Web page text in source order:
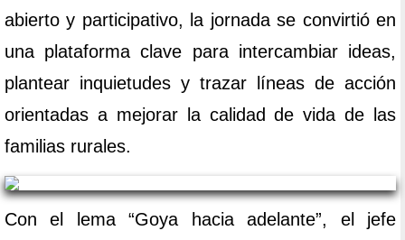
abierto y participativo, la jornada se convirtió en
una plataforma clave para intercambiar ideas,
plantear inquietudes y trazar líneas de acción
orientadas a mejorar la calidad de vida de las
familias rurales.
Con el lema “Goya hacia adelante”, el jefe